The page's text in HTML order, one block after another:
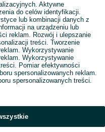
Aktywne
do celów identyfikacji.
lub kombinacji danych z
na urządzeniu lub
reklam. Rozwój i ulepszanie
treści. Tworzenie
Wykorzystywanie
Wykorzystywanie
Pomiar efektywności
spersonalizowanych reklam.
spersonalizowanych treści.